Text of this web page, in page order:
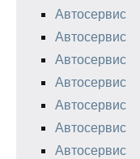
Автосервис
Автосервис
Автосервис
Автосервис
Автосервис
Автосервис
Автосервис